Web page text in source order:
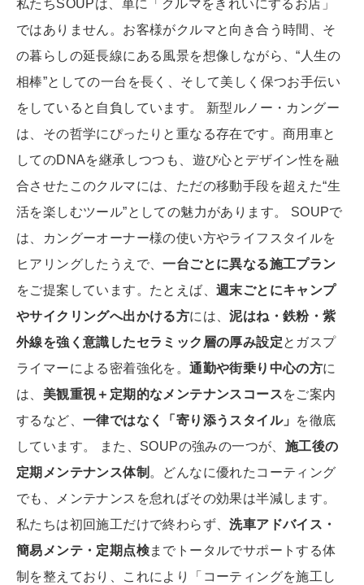
私たちSOUPは、単に「クルマをきれいにするお店」
ではありません。お客様がクルマと向き合う時間、そ
の暮らしの延長線にある風景を想像しながら、“人生の
相棒”としての一台を長く、そして美しく保つお手伝い
をしていると自負しています。 新型ルノー・カングー
は、その哲学にぴったりと重なる存在です。商用車と
してのDNAを継承しつつも、遊び心とデザイン性を融
合させたこのクルマには、ただの移動手段を超えた“生
活を楽しむツール”としての魅力があります。 SOUPで
は、カングーオーナー様の使い方やライフスタイルを
ヒアリングしたうえで、一台ごとに異なる施工プラン
をご提案しています。たとえば、 週末ごとにキャンプ
やサイクリングへ出かける方には、泥はね・鉄粉・紫
外線を強く意識したセラミック層の厚み設定とガスプ
ライマーによる密着強化を。通勤や街乗り中心の方に
は、 美観重視＋定期的なメンテナンスコースをご案内
するなど、 一律ではなく「寄り添うスタイル」 を徹底
しています。 また、SOUPの強みの一つが、 施工後の
定期メンテナンス体制 。どんなに優れたコーティング
でも、メンテナンスを怠ればその効果は半減します。
私たちは初回施工だけで終わらず、洗車アドバイス・
簡易メンテ・定期点検までトータルでサポートする体
制を整えており、これにより「コーティングを施工し